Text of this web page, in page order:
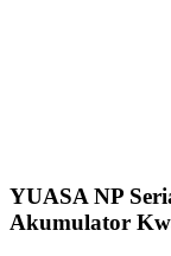
YUASA NP
Akumulator